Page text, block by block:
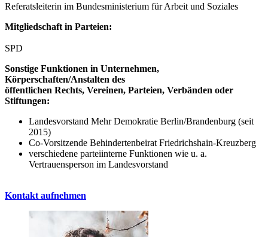
Referatsleiterin im Bundesministerium für Arbeit und Soziales
Mitgliedschaft in Parteien:
SPD
Sonstige Funktionen in Unternehmen,
Körperschaften/Anstalten des
öffentlichen Rechts, Vereinen, Parteien, Verbänden oder
Stiftungen:
Landesvorstand Mehr Demokratie Berlin/Brandenburg (seit
2015)
Co-Vorsitzende Behindertenbeirat Friedrichshain-Kreuzberg
verschiedene parteiinterne Funktionen wie u. a.
Vertrauensperson im Landesvorstand
Kontakt aufnehmen